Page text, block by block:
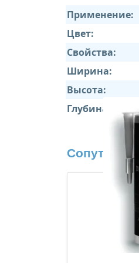
Применение:
Цвет:
Свойства:
Ширина:
Высота:
Глубина: